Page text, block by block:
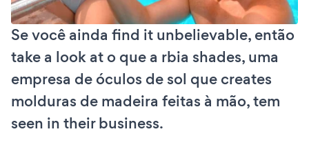
Se você ainda find it unbelievable, então
take a look at o que a rbia shades, uma
empresa de óculos de sol que creates
molduras de madeira feitas à mão, tem
seen in their business.